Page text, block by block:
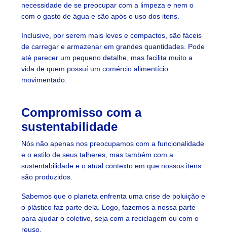
necessidade de se preocupar com a limpeza e nem o
com o gasto de água e são após o uso dos itens.
Inclusive, por serem mais leves e compactos, são fáceis
de carregar e armazenar em grandes quantidades. Pode
até parecer um pequeno detalhe, mas facilita muito a
vida de quem possuí um comércio alimentício
movimentado.
Compromisso com a
sustentabilidade
Nós não apenas nos preocupamos com a funcionalidade
e o estilo de seus talheres, mas também com a
sustentabilidade e o atual contexto em que nossos itens
são produzidos.
Sabemos que o planeta enfrenta uma crise de poluição e
o plástico faz parte dela. Logo, fazemos a nossa parte
para ajudar o coletivo, seja com a reciclagem ou com o
reuso.